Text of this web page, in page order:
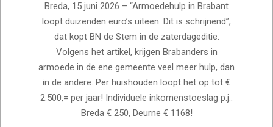
06-
15
Breda, 15 juni 2026 – “Armoedehulp in Brabant
loopt duizenden euro’s uiteen: Dit is schrijnend”,
dat kopt BN de Stem in de zaterdageditie.
Volgens het artikel, krijgen Brabanders in
armoede in de ene gemeente veel meer hulp, dan
in de andere. Per huishouden loopt het op tot €
2.500,= per jaar! Individuele inkomenstoeslag p.j.:
Breda € 250, Deurne € 1168!